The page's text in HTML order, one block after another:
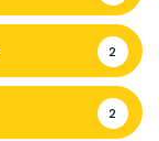
2
2